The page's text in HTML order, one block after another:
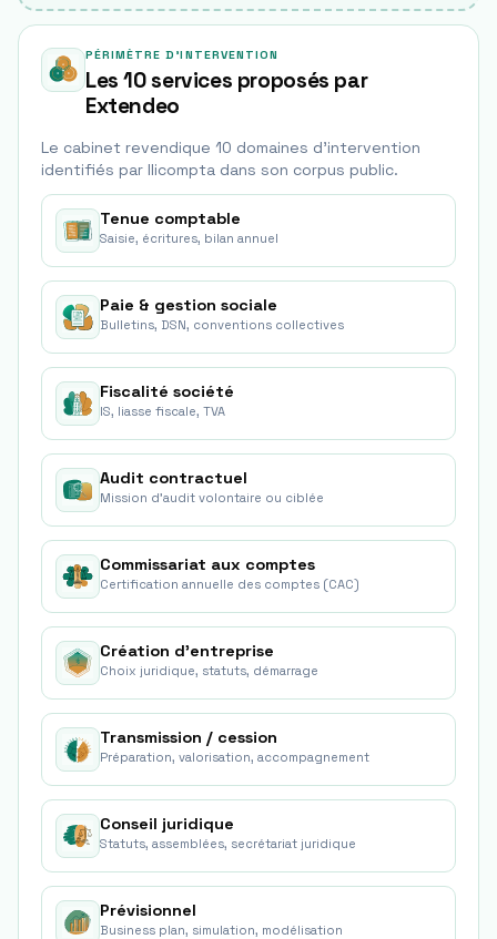
PÉRIMÈTRE D'INTERVENTION
Les 10 services proposés par
Extendeo
Le cabinet revendique 10 domaines d'intervention
identifiés par Ilicompta dans son corpus public.
Tenue comptable
Saisie, écritures, bilan annuel
Paie & gestion sociale
Bulletins, DSN, conventions collectives
Fiscalité société
IS, liasse fiscale, TVA
Audit contractuel
Mission d'audit volontaire ou ciblée
Commissariat aux comptes
Certification annuelle des comptes (CAC)
Création d'entreprise
Choix juridique, statuts, démarrage
Transmission / cession
Préparation, valorisation, accompagnement
Conseil juridique
Statuts, assemblées, secrétariat juridique
Prévisionnel
Business plan, simulation, modélisation